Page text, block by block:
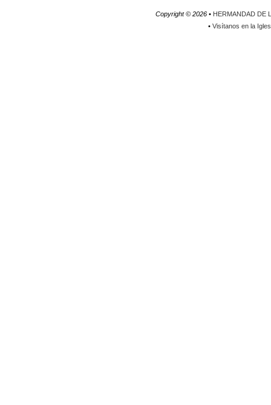
Copyright ©2026 • HERMANDAD DE
•Visítanos en la